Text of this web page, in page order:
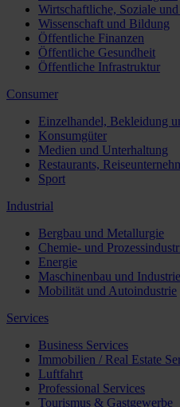
Wirtschaftliche, Soziale
Wissenschaft und Bildung
Öffentliche Finanzen
Öffentliche Gesundheit
Öffentliche Infrastruktur
Consumer
Einzelhandel, Bekleidung
Konsumgüter
Medien und Unterhaltung
Restaurants,
Sport
Industrial
Bergbau und Metallurgie
Chemie- und
Energie
Maschinenbau und
Mobilität und Autoindustrie
Services
Business Services
Immobilien / Real Estate
Luftfahrt
Professional Services
Tourismus & Gastgewerbe